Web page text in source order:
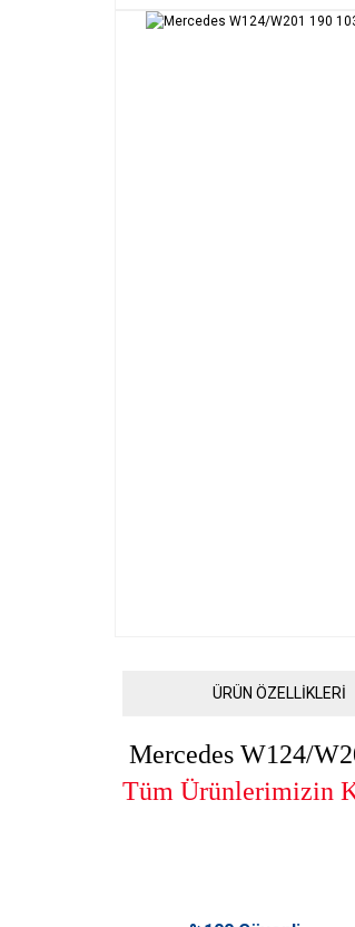
ÜRÜN ÖZELLİKLERİ
Mercedes W124/
Tüm Ürünlerimizin
Görüş ve önerileriniz için teşekkür